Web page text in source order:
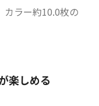
カラー約10.0枚の
楽しめる